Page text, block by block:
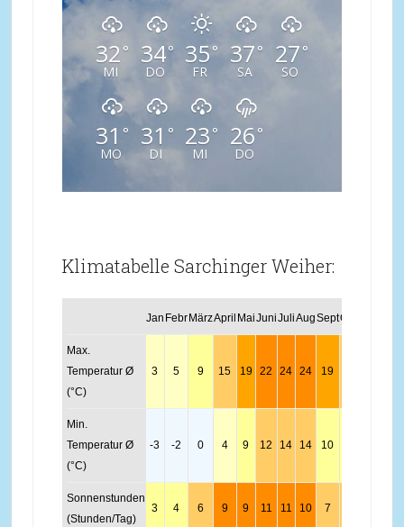
32 °
MI
34°
DO
35°
FR
37 °
SA
27 °
SO
31 °
MO
31 °
DI
23 °
MI
26 °
DO
Klimatabelle Sarchinger Weiher:
Jan Febr MärzApril MaiJuniJuliAugSeptOkt
Max.
Temperatur Ø
(°C)
3 5 9 15 19 22 24 24 19
Min.
Temperatur Ø
(°C)
-3 -2 0 4 9 12 14 14 10
Sonnenstunden
(Stunden/Tag)
3 4 6 9 9 11 11 10 7